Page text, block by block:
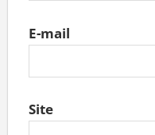
E-mail
Site